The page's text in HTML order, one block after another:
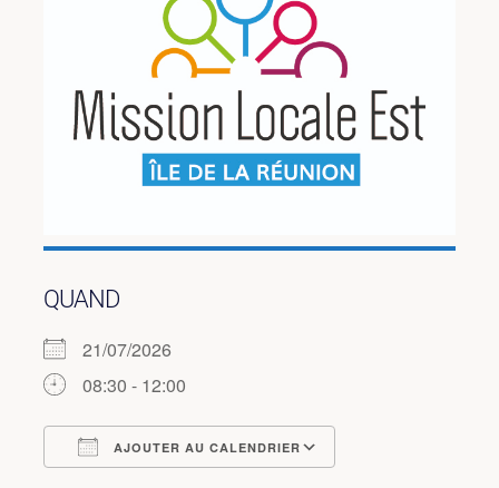
QUAND
21/07/2026
08:30 - 12:00
AJOUTER AU CALENDRIER